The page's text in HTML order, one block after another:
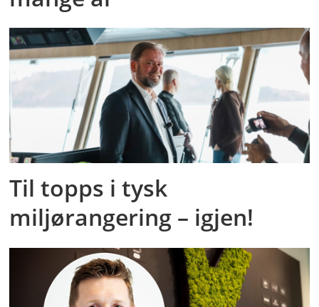
Til topps i tysk
miljørangering – igjen!